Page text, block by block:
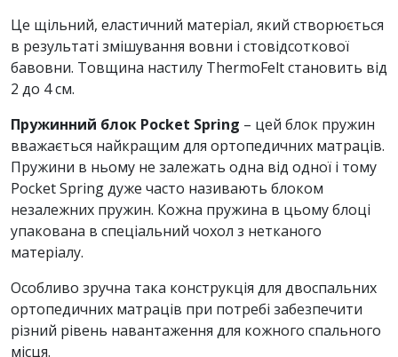
Це щільний, еластичний матеріал, який створюється
в результаті змішування вовни і стовідсоткової
бавовни. Товщина настилу ThermoFelt становить від
2 до 4 см.
Пружинний блок Pocket Spring – цей блок пружин
вважається найкращим для ортопедичних матраців.
Пружини в ньому не залежать одна від одної і тому
Pocket Spring дуже часто називають блоком
незалежних пружин. Кожна пружина в цьому блоці
упакована в спеціальний чохол з нетканого
матеріалу.
Особливо зручна така конструкція для двоспальних
ортопедичних матраців при потребі забезпечити
різний рівень навантаження для кожного спального
місця.